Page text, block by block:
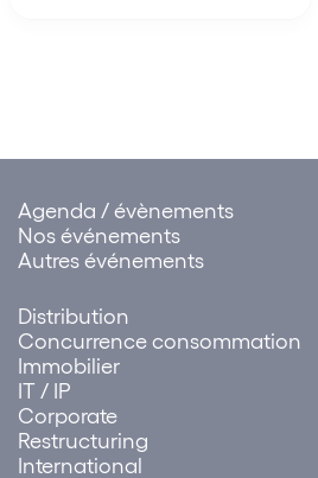
Agenda / évènements
Nos événements
Autres événements
Distribution
Concurrence consommation
Immobilier
IT / IP
Corporate
Restructuring
International